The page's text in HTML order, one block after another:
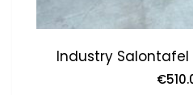
Industry Salontafel
€